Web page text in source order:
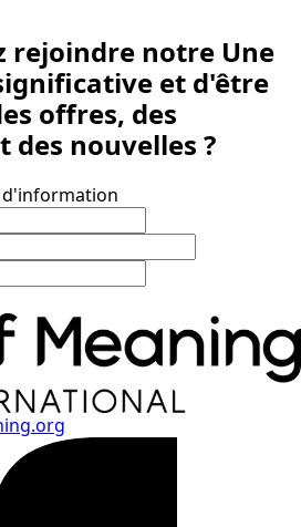
rejoindre notre Une
et d'être
offres, des
nouvelles ?